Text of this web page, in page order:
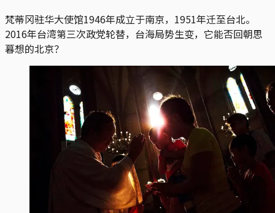
梵蒂冈驻华大使馆1946年成立于南京，1951年迁至台北。
2016年台湾第三次政党轮替，台海局势生变，它能否回朝思
暮想的北京？